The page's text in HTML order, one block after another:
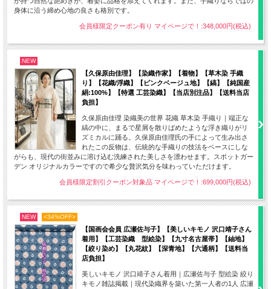
身体に沿う締め心地の良さも格別です。
会員様限定クーポン有り マイページで！:348,000円(税込)
NEW
【久保原由佳理】【染織作家】【着物】【草木染 手織
り】【花織/浮織】【ピンクベージュ地】【縞】【純国産
絹:100%】【特選 工芸染織】【当店別注品】【送料当店
負担】
久保原由佳理 染織美の世界 花織 草木染 手織り｜端正な
縞の中に、まるで星屑を散りばめたような浮き織りがリ
ズミカルに踊る。久保原由佳理氏の手によって生み出さ
れたこの反物は、伝統的な手織りの技法をベースにしな
がらも、現代の街並みに溶け込む洗練された美しさを漂わせます。スポットガー
デン オリジナルカラーですので希少な贅沢気分を味わっていただけます。
会員様限定割引クーポン対象品 マイページで！:699,000円(税込)
NEW <34%OFF>
【国画会会員 広瀬佐与子】【美しいキモノ 沢口靖子さん
着用】【工芸染織 型絵染】【九寸名古屋帯】【紬地】
【絞り染め】【丸花紋】【深青地】【六通柄】【送料当
店負担】
美しいキモノ 沢口靖子さん着用｜広瀬佐与子 型絵染 絞り
キモノ雑誌掲載｜現代染織界を築いた第一人者の1人 広瀬